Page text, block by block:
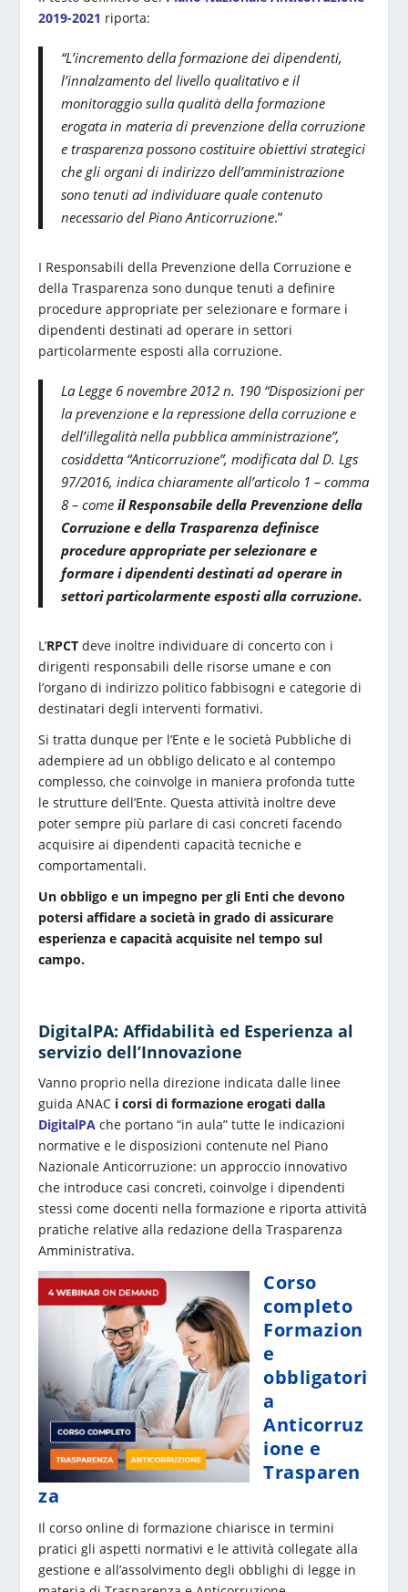
2019-2021 riporta:
“L’incremento della formazione dei dipendenti,
l’innalzamento del livello qualitativo e il
monitoraggio sulla qualità della formazione
erogata in materia di prevenzione della corruzione
e trasparenza possono costituire obiettivi strategici
che gli organi di indirizzo dell’amministrazione
sono tenuti ad individuare quale contenuto
necessario del Piano Anticorruzione.”
I Responsabili della Prevenzione della Corruzione e
della Trasparenza sono dunque tenuti a definire
procedure appropriate per selezionare e formare i
dipendenti destinati ad operare in settori
particolarmente esposti alla corruzione.
La Legge 6 novembre 2012 n. 190 “Disposizioni per
la prevenzione e la repressione della corruzione e
dell’illegalità nella pubblica amministrazione”,
cosiddetta “Anticorruzione”, modificata dal D. Lgs
97/2016, indica chiaramente all’articolo 1 – comma
8 – comeil Responsabile della Prevenzione della
Corruzione e della Trasparenza definisce
procedure appropriate per selezionare e
formare i dipendenti destinati ad operare in
settori particolarmente esposti alla corruzione.
L’RPCTdeve inoltre individuare di concerto con i
dirigenti responsabili delle risorse umane e con
l’organo di indirizzo politico fabbisogni e categorie di
destinatari degli interventi formativi.
Si tratta dunque per l’Ente e le società Pubbliche di
adempiere ad un obbligo delicato e al contempo
complesso, che coinvolge in maniera profonda tutte
le strutture dell’Ente. Questa attività inoltre deve
poter sempre più parlare di casi concreti facendo
acquisire ai dipendenti capacità tecniche e
comportamentali.
Un obbligo e un impegno per gli Enti che devono
potersi affidare a società in grado di assicurare
esperienza e capacità acquisite nel tempo sul
campo.
DigitalPA: Affidabilità ed Esperienza al
servizio dell’Innovazione
Vanno proprio nella direzione indicata dalle linee
guida ANAC i corsi di formazione erogati dalla
DigitalPA che portano “in aula” tutte le indicazioni
normative e le disposizioni contenute nel Piano
Nazionale Anticorruzione: un approccio innovativo
che introduce casi concreti, coinvolge i dipendenti
stessi come docenti nella formazione e riporta attività
pratiche relative alla redazione della Trasparenza
Amministrativa.
Corso
completo
Formazion
e
obbligatori
a
Anticorruz
ione e
Trasparen
za
Il corso online di formazione chiarisce in termini
pratici gli aspetti normativi e le attività collegate alla
gestione e all’assolvimento degli obblighi di legge in